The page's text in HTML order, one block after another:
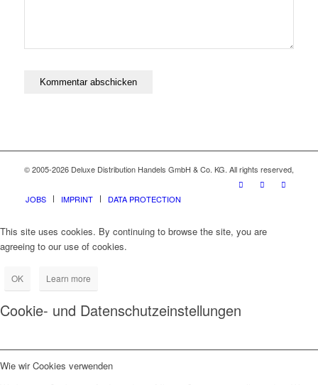
© 2005-2026 Deluxe Distribution Handels GmbH & Co. KG. All rights reserved,
JOBS IMPRINT DATA PROTECTION
This site uses cookies. By continuing to browse the site, you are
agreeing to our use of cookies.
OK Learn more
Cookie- und Datenschutzeinstellungen
Wie wir Cookies verwenden